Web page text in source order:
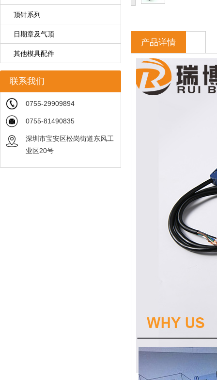
顶针系列
日期章及气顶
其他模具配件
联系我们
0755-29909894
0755-81490835
深圳市宝安区松岗街道东风工
业区20号
产品详情